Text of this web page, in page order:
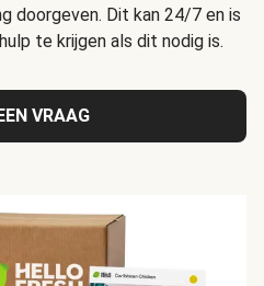
doorgeven. Dit kan 24/7 en is
te krijgen als dit nodig is.
VRAAG